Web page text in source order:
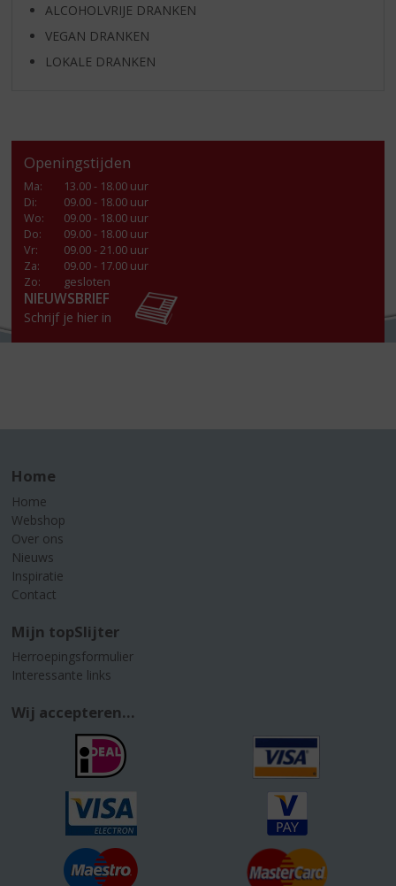
ALCOHOLVRIJE DRANKEN
VEGAN DRANKEN
LOKALE DRANKEN
Openingstijden
Ma:
13.00 - 18.00 uur
Di:
09.00 - 18.00 uur
Wo:
09.00 - 18.00 uur
Do:
09.00 - 18.00 uur
Vr:
09.00 - 21.00 uur
Za:
09.00 - 17.00 uur
Zo:
gesloten
NIEUWSBRIEF
Schrijf je hier in
Home
Home
Webshop
Over ons
Nieuws
Inspiratie
Contact
Mijn topSlijter
Herroepingsformulier
Interessante links
Wij accepteren...